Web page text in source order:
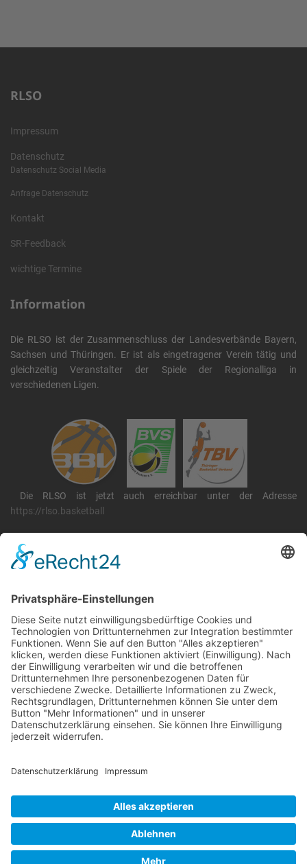
RLSO
Impressum
Datenschutz
Datenschutz Social Media
Anfrage Datenschutz
Kontakt
SR-Feedback
wichtige Termine
Information
Die RLSO ist der Zusammenschluss der Landesverbände Bayern,
Sachsen und Thüringen. Er ist als eingetragener Verein tätig und
gleichzeitig Veranstalter der Spiele der Regionalliga in
verschiedenen Ligen.
Die RLSO ist jetzt auch erreichbar unter der Adresse
https://rlso.basketball
RLSO Minikalender
August 2026
Mo Di Mi Do Fr Sa
So
3127 28 29 30 31 1
2
3310 11 12
26 27 28
3